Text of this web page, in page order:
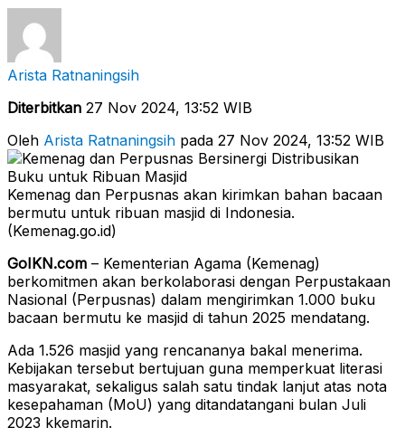
Arista Ratnaningsih
Diterbitkan 27 Nov 2024, 13:52 WIB
Oleh Arista Ratnaningsih pada 27 Nov 2024, 13:52 WIB
Kemenag dan Perpusnas akan kirimkan bahan bacaan
bermutu untuk ribuan masjid di Indonesia.
(Kemenag.go.id)
GoIKN.com – Kementerian Agama (Kemenag)
berkomitmen akan berkolaborasi dengan Perpustakaan
Nasional (Perpusnas) dalam mengirimkan 1.000 buku
bacaan bermutu ke masjid di tahun 2025 mendatang.
Ada 1.526 masjid yang rencananya bakal menerima.
Kebijakan tersebut bertujuan guna memperkuat literasi
masyarakat, sekaligus salah satu tindak lanjut atas nota
kesepahaman (MoU) yang ditandatangani bulan Juli
2023 kkemarin.